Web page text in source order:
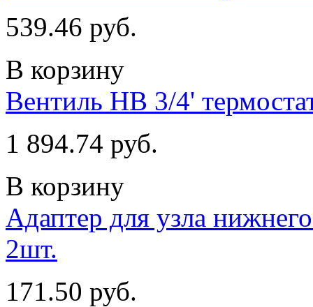
539.46 руб.
В корзину
Вентиль НВ 3/4'
1 894.74 руб.
В корзину
Адаптер для узла
2шт.
171.50 руб.